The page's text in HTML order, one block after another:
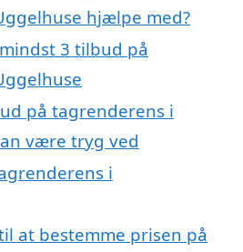
hjælpe med?
3 tilbud på
på tagrenderens i
være tryg ved
i
at bestemme prisen på